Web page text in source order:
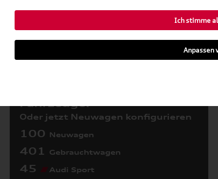
Zurück zur Startseite
Fahrzeuge:
Oder jetzt Neuwagen konfigurieren
100 Neuwagen
401 Gebrauchtwagen
45 Audi Sport
Ich stimme
Anpassen